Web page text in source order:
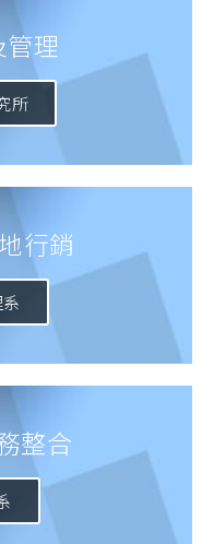
理
所
行銷
整合